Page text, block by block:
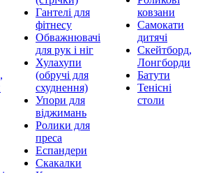
Гантелі для
фітнесу
Обважнювачі
для рук і ніг
Хулахупи
(обручі для
схуднення)
Упори для
віджимань
Ролики для
преса
Еспандери
Скакалки
ковзани
Самокати
дитячі
Скейтборд,
Лонгборди
Батути
Тенісні
столи